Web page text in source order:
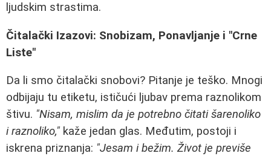
ljudskim strastima.
Čitalački Izazovi: Snobizam, Ponavljanje i "Crne
Liste"
Da li smo čitalački snobovi? Pitanje je teško. Mnogi
odbijaju tu etiketu, ističući ljubav prema raznolikom
štivu. "Nisam, mislim da je potrebno čitati šarenoliko
i raznoliko," kaže jedan glas. Međutim, postoji i
iskrena priznanja: "Jesam i bežim. Život je previše